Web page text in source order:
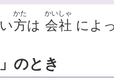
い方
かた
は 会社
かいしゃ
によ
」のとき